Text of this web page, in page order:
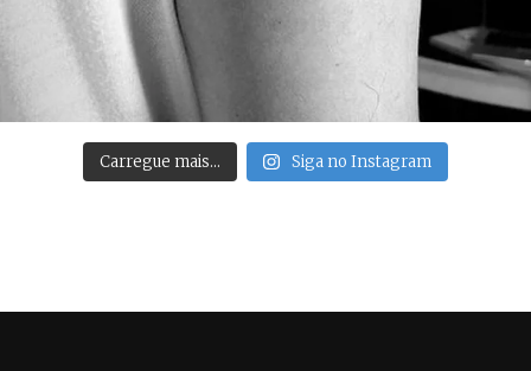
Carregue mais… Siga no Instagram